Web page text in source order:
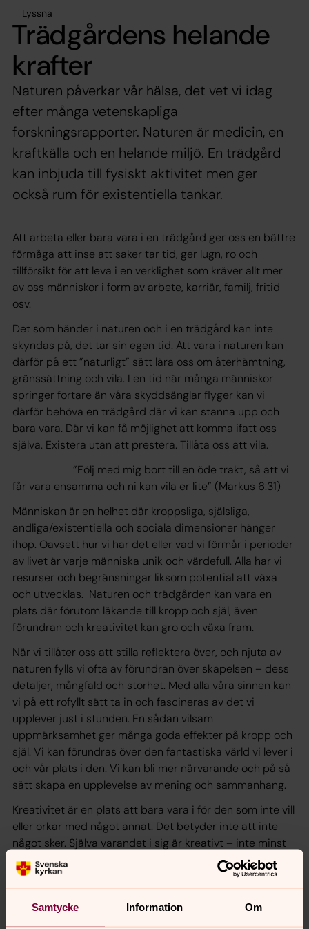
Samtycke Information Om
Lyssna
Trädgårdens helande
krafter
Naturen påverkar vår hälsa, det vet vi idag
efter många vetenskapliga
forskningsrapporter. Naturen är medicin, en
kraftkälla och en helande miljö. En trädgård
kan inbjuda till fysiskt aktivitet men ger
också rum för existentiella tankar.
Att arbeta eller bara vara i en trädgård ger oss en bättre
förmåga att inse att saker tar tid, ger lugn, ro och
tillförsikt för att leva i en verklighet som kräver allt mer
av oss människor i form av arbete, karriär, familj, fritid
osv.
Det som händer i naturen och i en trädgård kan inte
skyndas på, det tar sin egen tid. Att vara i naturen kan
därför på ett ”naturligt” sätt lära oss om återhämtning,
gränssättning och vila. I en tid när många människor
springer fortare än våra skyddsänglar flyger kan vi
därför behöva en trädgård där vi kan stanna upp och
bara vara. Där vi kan få möjlighet att komma ifatt oss
själva. Existera utan att prestera. Tillåta oss att vila.
”Följ med mig bort till en öde trakt, så att vi
får vara ensamma och ni kan vila er lite” (Markus 6:31)
Människan är en helhet där kroppsliga, själsliga,
andliga/existentiella och sociala dimensioner hänger
ihop. Oavsett hur vi har det eller vad vi förmår i perioder
av livet är varje människa unik och värdefull. Alla har vi
resurser och begränsningar liksom potential att växa
och utvecklas. Naturen och trädgården kan vara en
plats där förutom läkande till kropp och själ, även
förundran och kreativitet kan gro och växa fram.
När vi tillåter oss att stilla reflektera över, och njuta av
naturen fylls vi ofta av förundran över skapelsen – dess
detaljer, mångfald och storhet. Med alla våra sinnen kan
vi på ett rofyllt sätt ta in och fascineras av det vi
upplever just i stunden. En sådan vilsam
uppmärksamhet ger många goda effekter på kropp och
själ. Vi kan förundras över den fantastiska värld vi lever i
och vår plats i den. Vi kan bli mer närvarande och på så
sätt skapa en upplevelse av mening och sammanhang.
Kreativitet är en plats att bara vara i för den som inte vill
eller orkar med något annat. Det betyder inte att inte
något sker. Själva varandet i sig är kreativt – inte minst
för den som känner sig tömd på kraft i kropp och själ.
Nya goda tankar kan födas genom varandet i naturen.
Kreativitet kan också vara att konkret arbeta med sina
händer bland jord och växter. Att sköta om trädgården
genom att tex rensa ogräs, att skörda och kanske laga